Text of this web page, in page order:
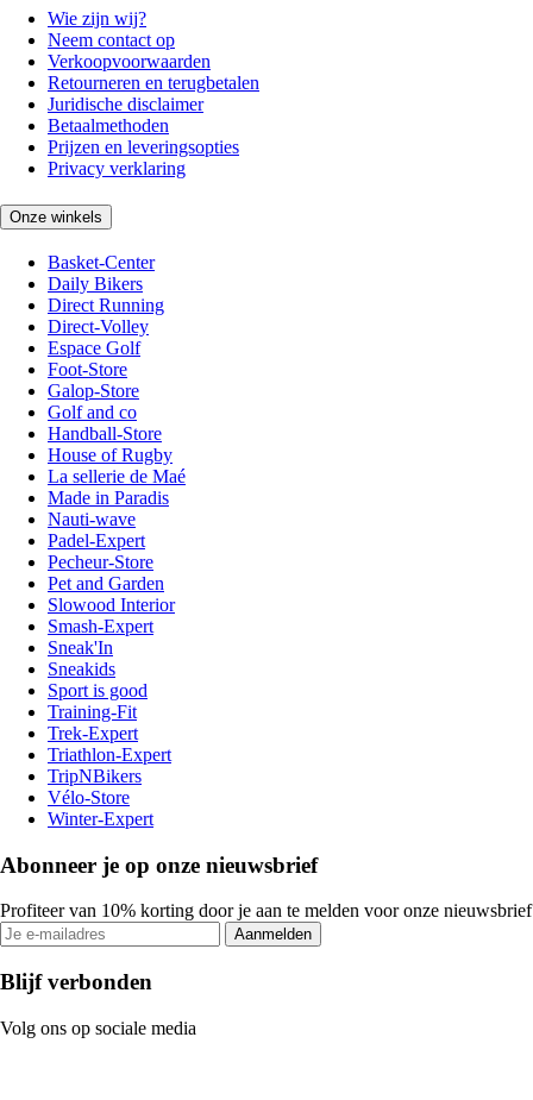
Wie zijn wij?
Neem contact op
Verkoopvoorwaarden
Retourneren en terugbetalen
Juridische disclaimer
Betaalmethoden
Prijzen en leveringsopties
Privacy verklaring
Onze winkels
Basket-Center
Daily Bikers
Direct Running
Direct-Volley
Espace Golf
Foot-Store
Galop-Store
Golf and co
Handball-Store
House of Rugby
La sellerie de Maé
Made in Paradis
Nauti-wave
Padel-Expert
Pecheur-Store
Pet and Garden
Slowood Interior
Smash-Expert
Sneak'In
Sneakids
Sport is good
Training-Fit
Trek-Expert
Triathlon-Expert
TripNBikers
Vélo-Store
Winter-Expert
Abonneer je op onze nieuwsbrief
Profiteer van 10% korting door je aan te melden voor onze nieuwsbrief
Aanmelden
Blijf verbonden
Volg ons op sociale media